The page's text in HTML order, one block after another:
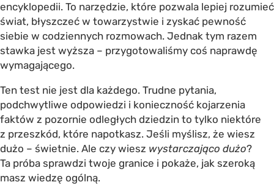
encyklopedii. To narzędzie, które pozwala lepiej rozumieć
świat, błyszczeć w towarzystwie i zyskać pewność
siebie w codziennych rozmowach. Jednak tym razem
stawka jest wyższa – przygotowaliśmy coś naprawdę
wymagającego.
Ten test nie jest dla każdego. Trudne pytania,
podchwytliwe odpowiedzi i konieczność kojarzenia
faktów z pozornie odległych dziedzin to tylko niektóre
z przeszkód, które napotkasz. Jeśli myślisz, że wiesz
dużo – świetnie. Ale czy wiesz wystarczająco dużo?
Ta próba sprawdzi twoje granice i pokaże, jak szeroką
masz wiedzę ogólną.